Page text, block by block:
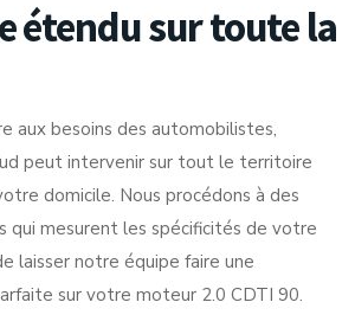
étendu sur toute la
aux besoins des automobilistes,
peut intervenir sur tout le territoire
domicile. Nous procédons à des
qui mesurent les spécificités de votre
laisser notre équipe faire une
sur votre moteur 2.0 CDTI 90.